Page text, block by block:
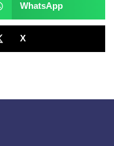
WhatsApp
X